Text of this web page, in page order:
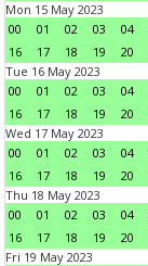
Mon 15 May 2023
00
01 02 03 04
16
17 18 19 20
Tue 16 May 2023
00
01 02 03 04
16
17 18 19 20
Wed 17 May 2023
00
01 02 03 04
16
17 18 19 20
Thu 18 May 2023
00
01 02 03 04
16
17 18 19 20
Fri 19 May 2023